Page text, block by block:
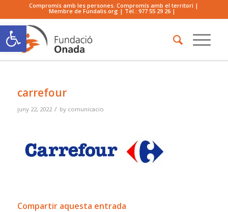
Obre la barra d'eines
Compromís amb les persones. Compromís amb el territori |
Membre de Fundalis.org | Tel.:977 55 29 26 |
carrefour
juny 22, 2022 / by comunicacio
Compartir aquesta entrada